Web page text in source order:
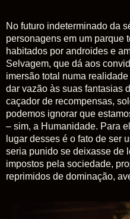
No futuro indeterminado da
personagens em um parque
habitados por androides e
Selvagem, que dá aos
imersão total numa
dar vazão às suas fantasias
caçador de recompensas,
podemos ignorar que
– sim, a Humanidade. Para
lugar desses é o fato de ser
seria punido se deixasse de
impostos pela sociedade,
reprimidos de dominação,